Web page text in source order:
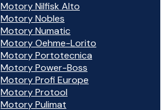
Motory Nilfisk Alto
Motory Nobles
Motory Numatic
Motory Oehme-Lorito
Motory Portotecnica
Motory Power-Boss
Motory Profi Europe
Motory Protool
Motory Pulimat